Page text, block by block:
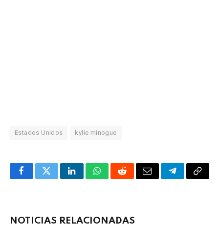
Estados Unidos kylie minogue
FacebookTwitterLinkedInWhatsAppRedditCorreoTelegrama
NOTICIAS RELACIONADAS